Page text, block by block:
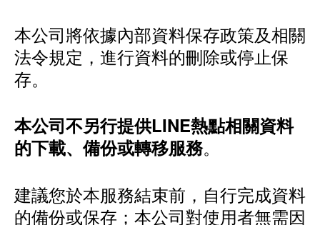
本公司將依據內部資料保存政策及相關
法令規定，進行資料的刪除或停止保
存。
本公司不另行提供LINE熱點相關資料
的下載、備份或轉移服務。
建議您於本服務結束前，自行完成資料
的備份或保存；本公司對使用者無需因